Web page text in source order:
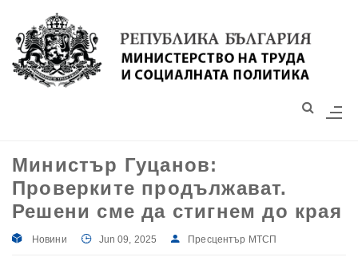
Моля,
обърнете
със
система
достъпност.
Министър Гуцанов:
Проверките продължават.
Решени сме да стигнем до края
Новини Jun 09, 2025 Пресцентър МТСП